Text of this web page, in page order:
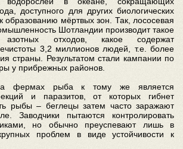
доступного для других биологических
образованию мёртвых зон. Так, лососевая
Шотландии производит такое
отходов, какое содержат
3,2 миллионов людей, т.е. более
страны. Результатом стали кампании по
у прибрежных районов.
фермах рыба к тому же является
и паразитов, от которых гибнет
рыбы – беглецы затем часто заражают
Заводчики пытаются контролировать
но обычно преуспевают лишь в
проблем в виде устойчивости к